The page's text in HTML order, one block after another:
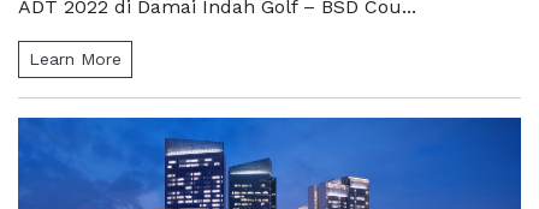
ADT 2022 di Damai Indah Golf – BSD Cou...
Learn More